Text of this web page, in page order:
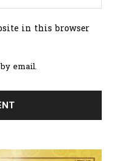
in this browser
email.